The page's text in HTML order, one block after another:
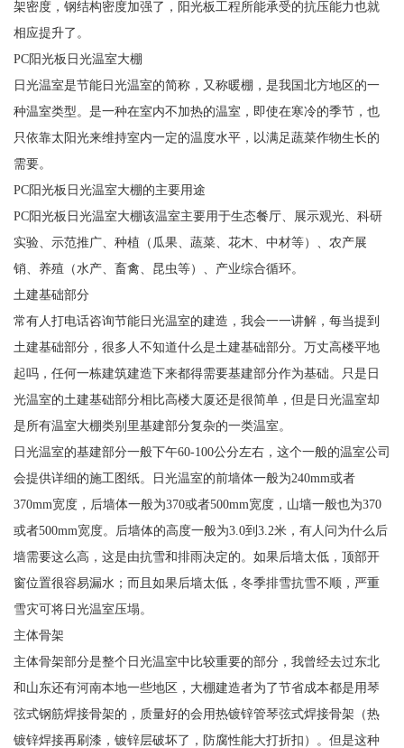
架密度，钢结构密度加强了，阳光板工程所能承受的抗压能力也就
相应提升了。
PC阳光板日光温室大棚
日光温室是节能日光温室的简称，又称暖棚，是我国北方地区的一
种温室类型。是一种在室内不加热的温室，即使在寒冷的季节，也
只依靠太阳光来维持室内一定的温度水平，以满足蔬菜作物生长的
需要。
PC阳光板日光温室大棚的主要用途
PC阳光板日光温室大棚该温室主要用于生态餐厅、展示观光、科研
实验、示范推广、种植（瓜果、蔬菜、花木、中材等）、农产展
销、养殖（水产、畜禽、昆虫等）、产业综合循环。
土建基础部分
常有人打电话咨询节能日光温室的建造，我会一一讲解，每当提到
土建基础部分，很多人不知道什么是土建基础部分。万丈高楼平地
起吗，任何一栋建筑建造下来都得需要基建部分作为基础。只是日
光温室的土建基础部分相比高楼大厦还是很简单，但是日光温室却
是所有温室大棚类别里基建部分复杂的一类温室。
日光温室的基建部分一般下午60-100公分左右，这个一般的温室公司
会提供详细的施工图纸。日光温室的前墙体一般为240mm或者
370mm宽度，后墙体一般为370或者500mm宽度，山墙一般也为370
或者500mm宽度。后墙体的高度一般为3.0到3.2米，有人问为什么后
墙需要这么高，这是由抗雪和排雨决定的。如果后墙太低，顶部开
窗位置很容易漏水；而且如果后墙太低，冬季排雪抗雪不顺，严重
雪灾可将日光温室压塌。
主体骨架
主体骨架部分是整个日光温室中比较重要的部分，我曾经去过东北
和山东还有河南本地一些地区，大棚建造者为了节省成本都是用琴
弦式钢筋焊接骨架的，质量好的会用热镀锌管琴弦式焊接骨架（热
镀锌焊接再刷漆，镀锌层破坏了，防腐性能大打折扣）。但是这种